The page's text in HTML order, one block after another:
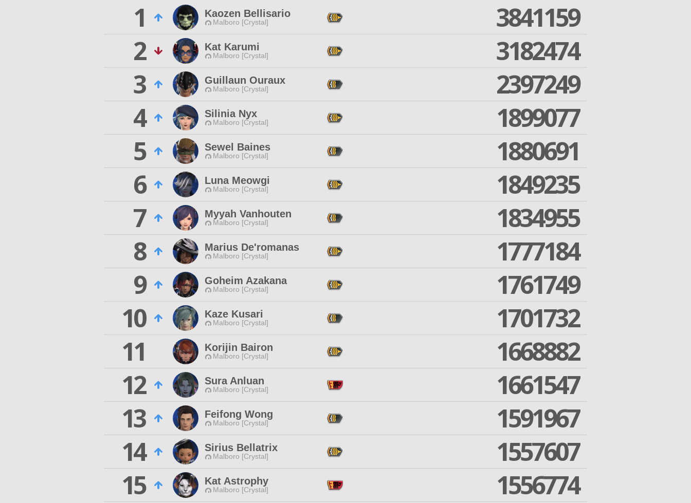
1 Kaozen Bellisario
Malboro [Crystal]
3841159
2
Kat Karumi
Malboro [Crystal]
3182474
3
Guillaun Ouraux
Malboro [Crystal]
2397249
4
Silinia Nyx
Malboro [Crystal]
1899077
5
Sewel Baines
Malboro [Crystal]
1880691
6
Luna Meowgi
Malboro [Crystal]
1849235
7
Myyah Vanhouten
Malboro [Crystal]
1834955
8
Marius De'romanas
Malboro [Crystal]
1777184
9
Goheim Azakana
Malboro [Crystal]
1761749
10
Kaze Kusari
Malboro [Crystal]
1701732
11
Korijin Bairon
Malboro [Crystal]
1668882
12
Sura Anluan
Malboro [Crystal]
1661547
13
Feifong Wong
Malboro [Crystal]
1591967
14
Sirius Bellatrix
Malboro [Crystal]
1557607
15
Kat Astrophy
Malboro [Crystal]
1556774